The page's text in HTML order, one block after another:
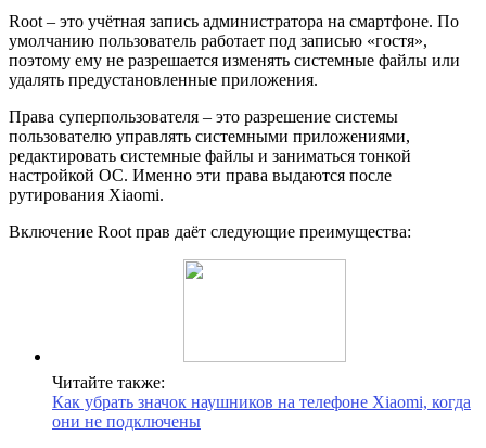
Root – это учётная запись администратора на смартфоне. По
умолчанию пользователь работает под записью «гостя»,
поэтому ему не разрешается изменять системные файлы или
удалять предустановленные приложения.
Права суперпользователя – это разрешение системы
пользователю управлять системными приложениями,
редактировать системные файлы и заниматься тонкой
настройкой ОС. Именно эти права выдаются после
рутирования Xiaomi.
Включение Root прав даёт следующие преимущества:
Читайте также:
Как убрать значок наушников на телефоне Xiaomi, когда
они не подключены